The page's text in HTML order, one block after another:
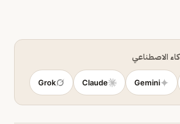
الاصطناعي
Gemini
Claude
Grok